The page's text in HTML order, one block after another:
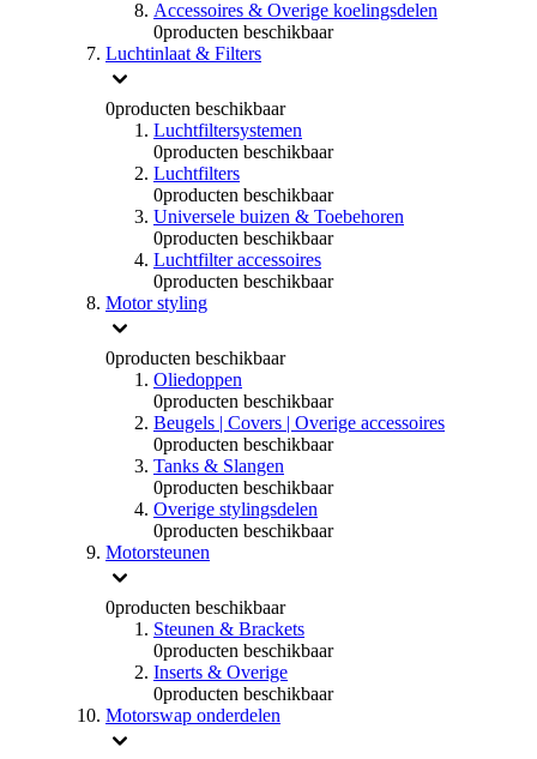
Accessoires & Overige koelingsdelen
0producten beschikbaar
Luchtinlaat & Filters
0producten beschikbaar
Luchtfiltersystemen
0producten beschikbaar
Luchtfilters
0producten beschikbaar
Universele buizen & Toebehoren
0producten beschikbaar
Luchtfilter accessoires
0producten beschikbaar
Motor styling
0producten beschikbaar
Oliedoppen
0producten beschikbaar
Beugels | Covers | Overige accessoires
0producten beschikbaar
Tanks & Slangen
0producten beschikbaar
Overige stylingsdelen
0producten beschikbaar
Motorsteunen
0producten beschikbaar
Steunen & Brackets
0producten beschikbaar
Inserts & Overige
0producten beschikbaar
Motorswap onderdelen